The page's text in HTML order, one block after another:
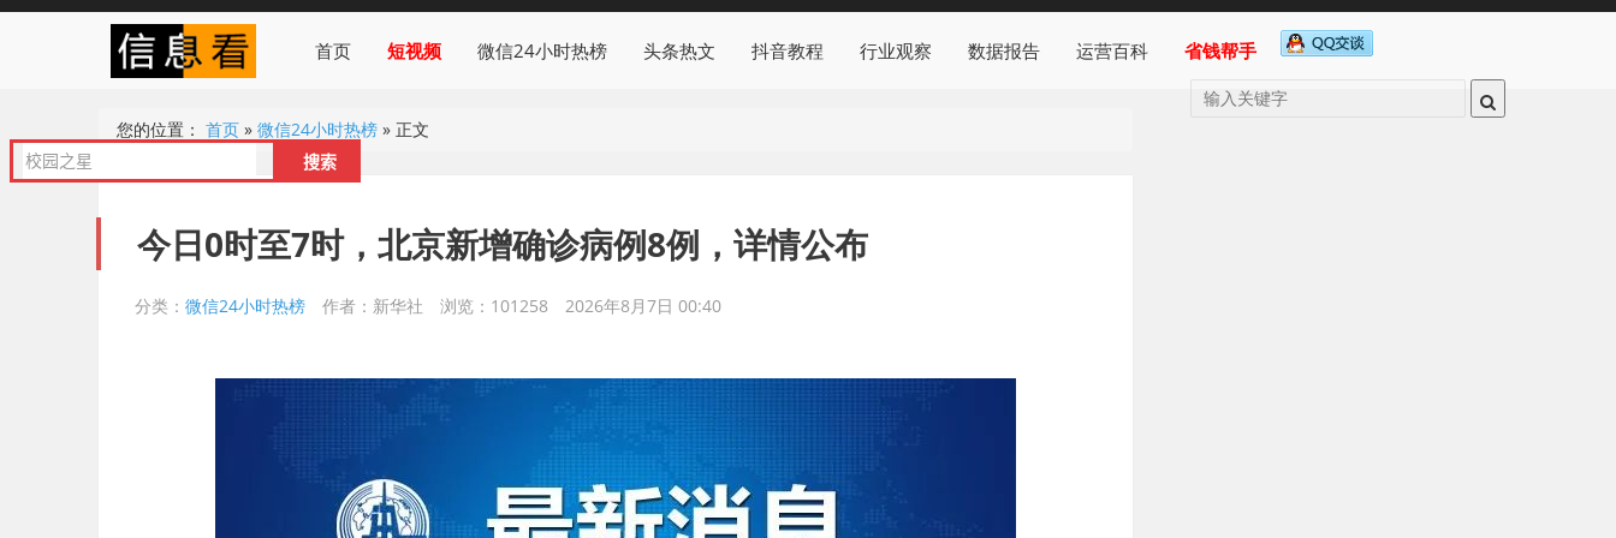
首页 短视频 微信24小时热榜 头条热文 抖音教程 行业观察 数据报告 运营百科 省钱帮手
您的位置： 首页 » 微信24小时热榜 » 正文
今日0时至7时，北京新增确诊病例8例，详情公布
分类： 微信24小时热榜 作者：新华社 浏览：101258 2026年8月7日 00:40